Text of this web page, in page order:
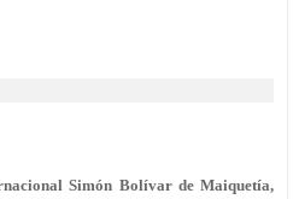
Simón Bolívar de Maiquetía,